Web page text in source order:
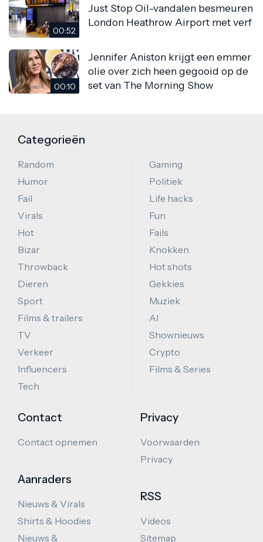
00:52
Just Stop Oil-vandalen besmeuren
London Heathrow Airport met verf
00:10
Jennifer Aniston krijgt een emmer
olie over zich heen gegooid op de
set van The Morning Show
Categorieën
Random
Humor
Fail
Virals
Hot
Bizar
Throwback
Dieren
Sport
Films & trailers
TV
Verkeer
Influencers
Tech
Gaming
Politiek
Life hacks
Fun
Fails
Knokken
Hot shots
Gekkies
Muziek
AI
Shownieuws
Crypto
Films & Series
Contact
Contact opnemen
Aanraders
Nieuws & Virals
Shirts & Hoodies
Nieuws &
Privacy
Voorwaarden
Privacy
RSS
Videos
Sitemap